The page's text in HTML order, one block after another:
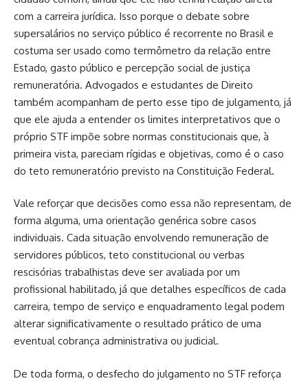
com a carreira jurídica. Isso porque o debate sobre
supersalários no serviço público é recorrente no Brasil e
costuma ser usado como termômetro da relação entre
Estado, gasto público e percepção social de justiça
remuneratória. Advogados e estudantes de Direito
também acompanham de perto esse tipo de julgamento, já
que ele ajuda a entender os limites interpretativos que o
próprio STF impõe sobre normas constitucionais que, à
primeira vista, pareciam rígidas e objetivas, como é o caso
do teto remuneratório previsto na Constituição Federal.
Vale reforçar que decisões como essa não representam, de
forma alguma, uma orientação genérica sobre casos
individuais. Cada situação envolvendo remuneração de
servidores públicos, teto constitucional ou verbas
rescisórias trabalhistas deve ser avaliada por um
profissional habilitado, já que detalhes específicos de cada
carreira, tempo de serviço e enquadramento legal podem
alterar significativamente o resultado prático de uma
eventual cobrança administrativa ou judicial.
De toda forma, o desfecho do julgamento no STF reforça